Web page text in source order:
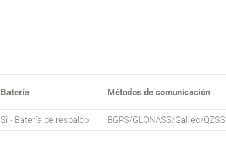
Batería Métodos de comunicación
Si - Batería de respaldo BGPS/GLONASS/Galileo/QZSS